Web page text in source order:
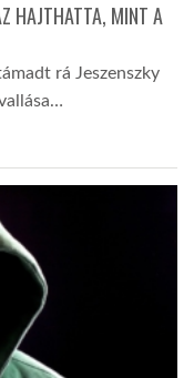
HAJTHATTA, MINT A
rá Jeszenszky